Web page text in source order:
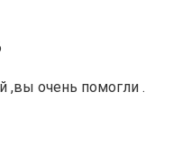
,вы очень помогли .